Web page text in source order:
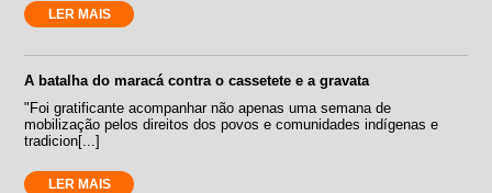
LER MAIS
A batalha do maracá contra o cassetete e a gravata
"Foi gratificante acompanhar não apenas uma semana de
mobilização pelos direitos dos povos e comunidades indígenas e
tradicion[...]
LER MAIS